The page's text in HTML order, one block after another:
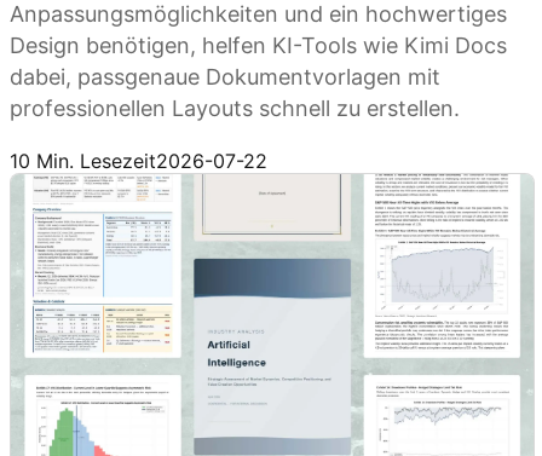
Anpassungsmöglichkeiten und ein hochwertiges
Design benötigen, helfen KI-Tools wie Kimi Docs
dabei, passgenaue Dokumentvorlagen mit
professionellen Layouts schnell zu erstellen.
10 Min. Lesezeit2026-07-22